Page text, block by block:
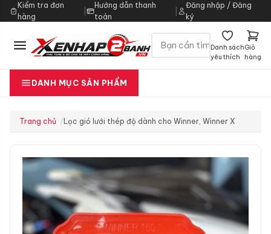
Kiểm tra đơn
hàng
|
Hướng dẫn thanh
toán
Đăng nhập / Đăng
ký
Danh sách
yêu thích
Giỏ
hàng
DANH MỤC SẢN PHẨM
Trang chủ Lọc gió lưới thép độ dành cho Winner, Winner X